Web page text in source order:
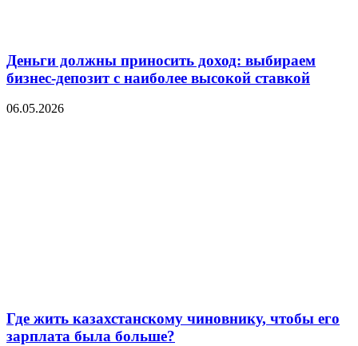
Деньги должны приносить доход: выбираем
бизнес-депозит с наиболее высокой ставкой
06.05.2026
Где жить казахстанскому чиновнику, чтобы его
зарплата была больше?